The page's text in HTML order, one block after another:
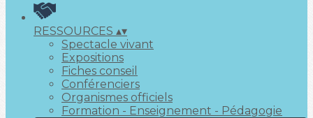
RESSOURCES ▴▾
Spectacle vivant
Expositions
Fiches conseil
Conférenciers
Organismes officiels
Formation - Enseignement - Pédagogie